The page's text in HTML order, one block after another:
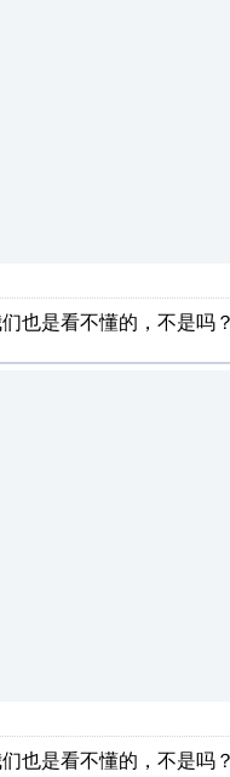
也是看不懂的，不是吗
也是看不懂的，不是吗